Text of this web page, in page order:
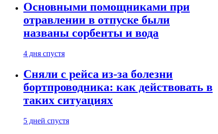
Основными помощниками при
отравлении в отпуске были
названы сорбенты и вода
4 дня спустя
Сняли с рейса из-за болезни
бортпроводника: как действовать в
таких ситуациях
5 дней спустя